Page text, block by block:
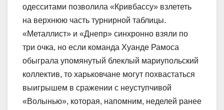
одесситами позволила «Кривбассу» взлететь
на верхнюю часть турнирной таблицы.
«Металлист» и «Днепр» синхронно взяли по
три очка, но если команда Хуанде Рамоса
обыграла упомянутый блеклый мариупольский
коллектив, то харьковчане могут похвастаться
выигрышем в сражении с неуступчивой
«Волынью», которая, напомним, неделей ранее